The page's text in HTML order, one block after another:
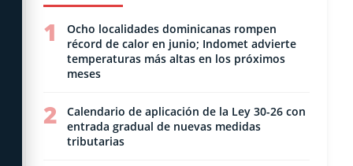
1
Ocho localidades dominicanas rompen
récord de calor en junio; Indomet advierte
temperaturas más altas en los próximos
meses
2
Calendario de aplicación de la Ley 30-26 con
entrada gradual de nuevas medidas
tributarias